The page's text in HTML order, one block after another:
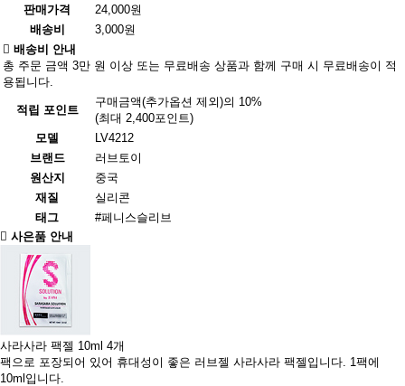
판매가격
24,000원
배송비
3,000원
배송비 안내
총 주문 금액 3만 원 이상 또는 무료배송 상품과 함께 구매 시 무료배송이 적
용됩니다.
적립 포인트
구매금액(추가옵션 제외)의 10%
(최대 2,400포인트)
모델
LV4212
브랜드
러브토이
원산지
중국
재질
실리콘
태그
#페니스슬리브
사은품 안내
사라사라 팩젤 10ml 4개
팩으로 포장되어 있어 휴대성이 좋은 러브젤 사라사라 팩젤입니다. 1팩에
10ml입니다.